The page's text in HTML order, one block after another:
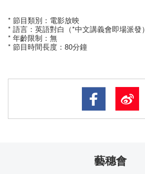
* 節目類別：電影放映
* 語言：英語對白（*中文講義會即場派發）
* 年齡限制：無
* 節目時間長度：80分鐘
藝穗會